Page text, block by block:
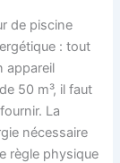
de piscine
: tout
appareil
50 m³, il faut
La
nécessaire
règle physique